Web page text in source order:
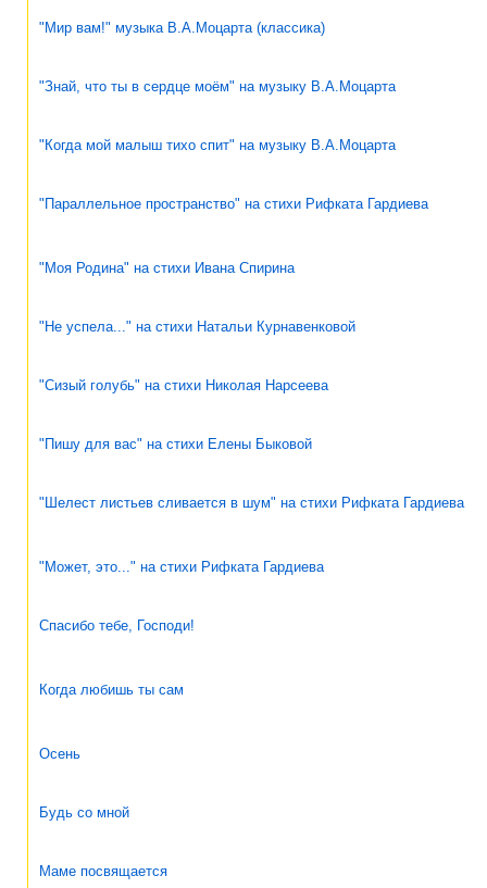
"Мир вам!" музыка В.А.Моцарта (классика)
"Знай, что ты в сердце моём" на музыку В.А.Моцарта
"Когда мой малыш тихо спит" на музыку В.А.Моцарта
"Параллельное пространство" на стихи Рифката Гардиева
"Моя Родина" на стихи Ивана Спирина
"Не успела..." на стихи Натальи Курнавенковой
"Сизый голубь" на стихи Николая Нарсеева
"Пишу для вас" на стихи Елены Быковой
"Шелест листьев сливается в шум" на стихи Рифката Гардиева
"Может, это..." на стихи Рифката Гардиева
Спасибо тебе, Господи!
Когда любишь ты сам
Осень
Будь со мной
Маме посвящается